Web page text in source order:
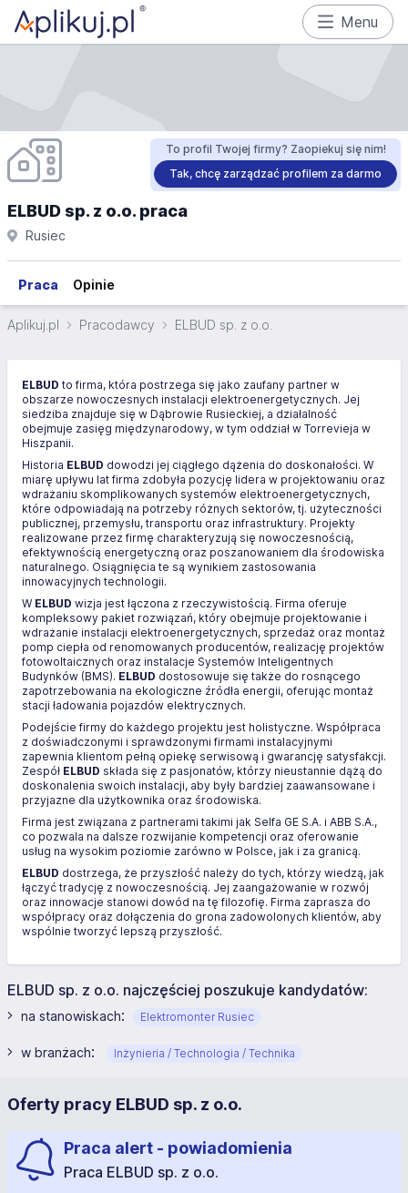
Menu
To profil Twojej firmy? Zaopiekuj się nim!
Tak, chcę zarządzać profilem za darmo
ELBUD sp. z o.o. praca
Rusiec
Praca Opinie
Aplikuj.pl Pracodawcy ELBUD sp. z o.o.
ELBUD to firma, która postrzega się jako zaufany partner w
obszarze nowoczesnych instalacji elektroenergetycznych. Jej
siedziba znajduje się w Dąbrowie Rusieckiej, a działalność
obejmuje zasięg międzynarodowy, w tym oddział w Torrevieja w
Hiszpanii.
Historia ELBUD dowodzi jej ciągłego dążenia do doskonałości. W
miarę upływu lat firma zdobyła pozycję lidera w projektowaniu oraz
wdrażaniu skomplikowanych systemów elektroenergetycznych,
które odpowiadają na potrzeby różnych sektorów, tj. użyteczności
publicznej, przemysłu, transportu oraz infrastruktury. Projekty
realizowane przez firmę charakteryzują się nowoczesnością,
efektywnością energetyczną oraz poszanowaniem dla środowiska
naturalnego. Osiągnięcia te są wynikiem zastosowania
innowacyjnych technologii.
W ELBUD wizja jest łączona z rzeczywistością. Firma oferuje
kompleksowy pakiet rozwiązań, który obejmuje projektowanie i
wdrażanie instalacji elektroenergetycznych, sprzedaż oraz montaż
pomp ciepła od renomowanych producentów, realizację projektów
fotowoltaicznych oraz instalacje Systemów Inteligentnych
Budynków (BMS). ELBUD dostosowuje się także do rosnącego
zapotrzebowania na ekologiczne źródła energii, oferując montaż
stacji ładowania pojazdów elektrycznych.
Podejście firmy do każdego projektu jest holistyczne. Współpraca
z doświadczonymi i sprawdzonymi firmami instalacyjnymi
zapewnia klientom pełną opiekę serwisową i gwarancję satysfakcji.
Zespół ELBUD składa się z pasjonatów, którzy nieustannie dążą do
doskonalenia swoich instalacji, aby były bardziej zaawansowane i
przyjazne dla użytkownika oraz środowiska.
Firma jest związana z partnerami takimi jak Selfa GE S.A. i ABB S.A.,
co pozwala na dalsze rozwijanie kompetencji oraz oferowanie
usług na wysokim poziomie zarówno w Polsce, jak i za granicą.
ELBUD dostrzega, że przyszłość należy do tych, którzy wiedzą, jak
łączyć tradycję z nowoczesnością. Jej zaangażowanie w rozwój
oraz innowacje stanowi dowód na tę filozofię. Firma zaprasza do
współpracy oraz dołączenia do grona zadowolonych klientów, aby
wspólnie tworzyć lepszą przyszłość.
ELBUD sp. z o.o. najczęściej poszukuje kandydatów:
na stanowiskach: Elektromonter Rusiec
w branżach: Inżynieria / Technologia / Technika
Oferty pracy ELBUD sp. z o.o.
Praca alert - powiadomienia
Praca ELBUD sp. z o.o.